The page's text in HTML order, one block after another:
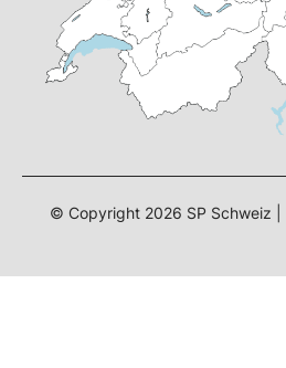
© Copyright 2026 SP Schweiz |